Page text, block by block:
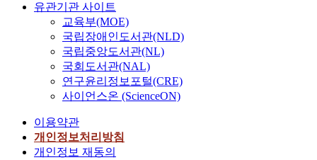
유관기관 사이트
교육부(MOE)
국립장애인도서관(NLD)
국립중앙도서관(NL)
국회도서관(NAL)
연구윤리정보포털(CRE)
사이언스온 (ScienceON)
이용약관
개인정보처리방침
개인정보 재동의